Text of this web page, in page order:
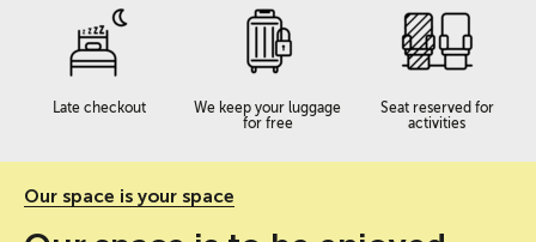
Late checkout
We keep your luggage
for free
Seat reserved for
activities
Our space is your space